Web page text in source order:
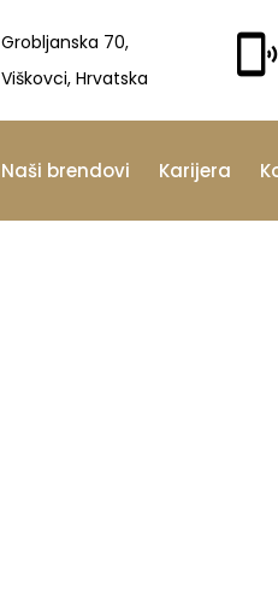
Grobljanska 70,
Viškovci, Hrvatska
Naši brendovi Karijera